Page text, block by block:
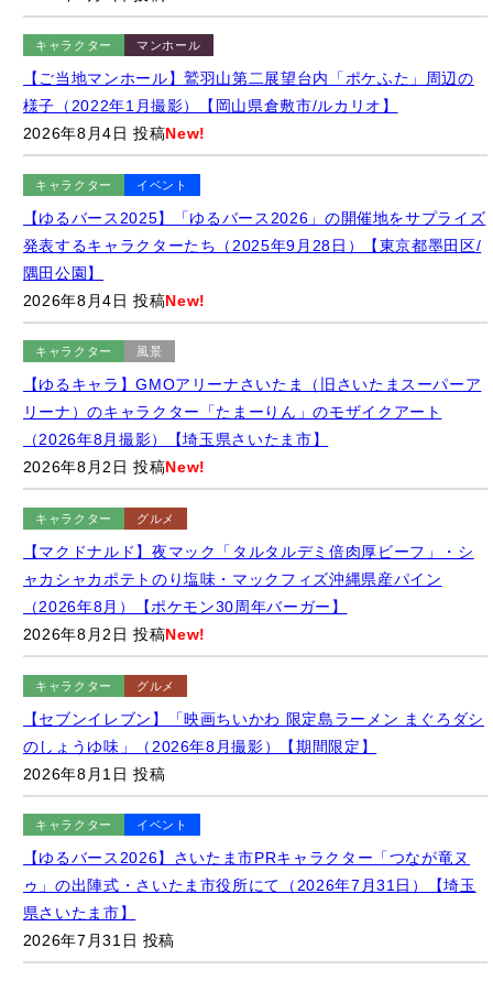
キャラクター マンホール
【ご当地マンホール】鷲羽山第二展望台内「ポケふた」周辺の
様子（2022年1月撮影）【岡山県倉敷市/ルカリオ】
2026年8月4日 投稿New!
キャラクター イベント
【ゆるバース2025】「ゆるバース2026」の開催地をサプライズ
発表するキャラクターたち（2025年9月28日）【東京都墨田区/
隅田公園】
2026年8月4日 投稿
キャラクター 風景
【ゆるキャラ】GMOアリーナさいたま（旧さいたまスーパーア
リーナ）のキャラクター「たまーりん」のモザイクアート
（2026年8月撮影）【埼玉県さいたま市】
2026年8月2日 投稿
New!
キャラクター グルメ
【マクドナルド】夜マック「タルタルデミ倍肉厚ビーフ」・シ
ャカシャカポテトのり塩味・マックフィズ沖縄県産パイン
（2026年8月）【ポケモン30周年バーガー】
2026年8月2日 投稿New!
キャラクター グルメ
【セブンイレブン】「映画ちいかわ 限定島ラーメン まぐろダシ
のしょうゆ味」（2026年8月撮影）【期間限定】
2026年8月1日 投稿
キャラクター イベント
【ゆるバース2026】さいたま市PRキャラクター「つなが竜ヌ
ゥ」の出陣式・さいたま市役所にて（2026年7月31日）【埼玉
県さいたま市】
2026年7月31日 投稿
キャラクター グルメ